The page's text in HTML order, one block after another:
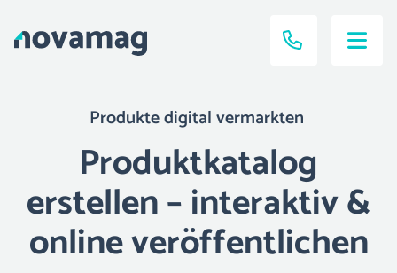
Produktkatalog
erstellen – interaktiv &
online veröffentlichen
Produkte digital vermarkten